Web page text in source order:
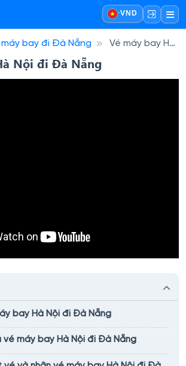
·VND
máy bay đi Đà Nẵng
Vé máy bay Hà
Nội đi Đà Nẵng
bay Hà Nội đi Đà Nẵng
vé máy bay Hà Nội đi Đà Nẵng